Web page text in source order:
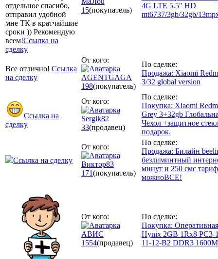
отдельное спасибо,
отправил удобной
мне ТК в кратчайшие
сроки )) Рекомендую
всем!Ссылка на
сделку
15(покупатель)
4G LTE 5.5" HD
mt6737/3gb/32gb/
Все отлично! Ссылка
на сделку
От кого:
AGENTGAGA
198(покупатель)
По сделке:
Продажа: Xiaomi
3/32 global version
Ссылка на
сделку
От кого:
Sergik82
33(продавец)
По сделке:
Покупка: Xiaomi
Grey 3+32gb
Чехол +защитное
подарок.
Ссылка на сделку
От кого:
Виктор83
171(покупатель)
По сделке:
Продажа: Билайн
безлиминтный
минут и 250 смс тариф
можноВСЕ!
От кого:
АВИС
1554(продавец)
По сделке:
Покупка:
Hynix 2GB 1Rx8 PC3-
11-12-B2 DDR3